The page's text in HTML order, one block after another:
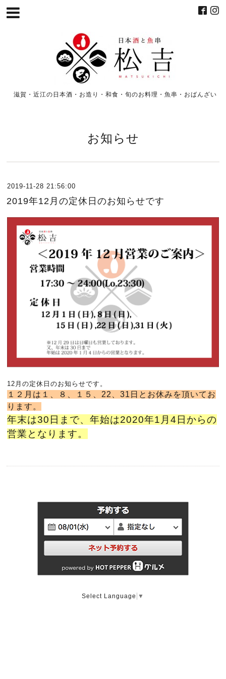
滋賀・近江の日本酒・お造り・和食・旬のお料理・魚串・おばんざい
お知らせ
2019-11-28 21:56:00
2019年12月の定休日のお知らせです
12月の定休日のお知らせです。
１２月は１、８、１５、22、31日とお休みを頂いてお
ります。
年末は30日まで、年始は2020年1月4日からの
営業となります。
Select Language ▼